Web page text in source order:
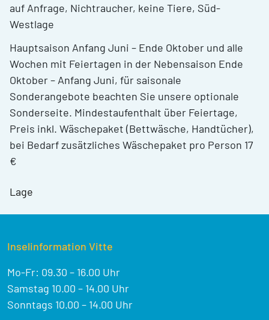
auf Anfrage, Nichtraucher, keine Tiere, Süd-
Westlage
Hauptsaison Anfang Juni – Ende Oktober und alle
Wochen mit Feiertagen in der Nebensaison Ende
Oktober – Anfang Juni, für saisonale
Sonderangebote beachten Sie unsere optionale
Sonderseite. Mindestaufenthalt über Feiertage,
Preis inkl. Wäschepaket (Bettwäsche, Handtücher),
bei Bedarf zusätzliches Wäschepaket pro Person 17
€
Lage
Inselinformation Vitte
Mo-Fr: 09.30 – 16.00 Uhr
Samstag 10.00 – 14.00 Uhr
Sonntags 10.00 – 14.00 Uhr